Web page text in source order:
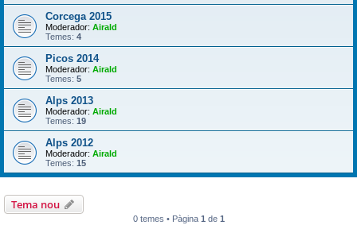
Corcega 2015
Moderador: Airald
Temes: 4
Picos 2014
Moderador: Airald
Temes: 5
Alps 2013
Moderador: Airald
Temes: 19
Alps 2012
Moderador: Airald
Temes: 15
Tema nou
0 temes • Pàgina 1 de 1